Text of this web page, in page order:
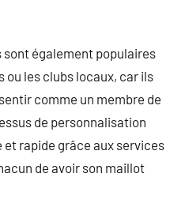
également populaires
ou les clubs locaux, car ils
comme un membre de
de personnalisation
rapide grâce aux services
de avoir son maillot